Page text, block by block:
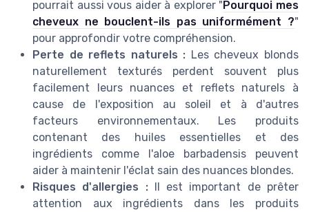
pourrait aussi vous aider à explorer "Pourquoi mes
cheveux ne bouclent-ils pas uniformément ?"
pour approfondir votre compréhension.
Perte de reflets naturels : Les cheveux blonds
naturellement texturés perdent souvent plus
facilement leurs nuances et reflets naturels à
cause de l'exposition au soleil et à d'autres
facteurs environnementaux. Les produits
contenant des huiles essentielles et des
ingrédients comme l'aloe barbadensis peuvent
aider à maintenir l'éclat sain des nuances blondes.
Risques d'allergies :Il est important de prêter
attention aux ingrédients dans les produits